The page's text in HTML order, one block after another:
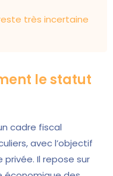
très incertaine
le statut
cadre fiscal
avec l’objectif
Il repose sur